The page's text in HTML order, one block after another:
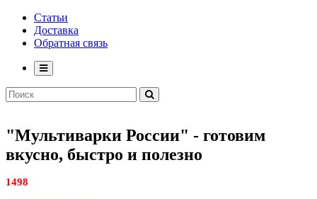
Статьи
Доставка
Обратная связь
"Мультиварки России" - готовим
вкусно, быстро и полезно
1498